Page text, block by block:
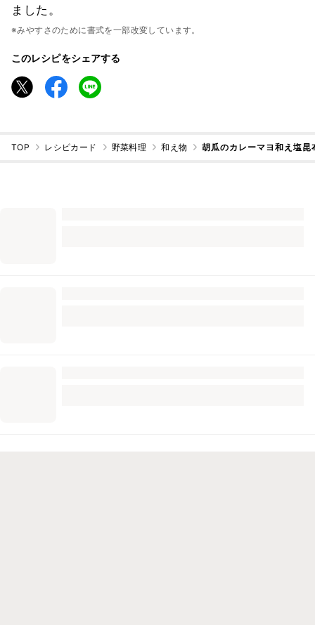
ました。
※みやすさのために書式を一部改変しています。
このレシピをシェアする
TOP レシピカード 野菜料理 和え物 胡瓜のカレーマヨ和え塩昆